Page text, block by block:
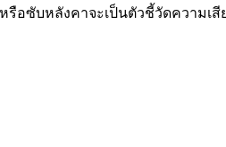
อซับหลังคาจะเป็นตัวชี้วัดความเสี